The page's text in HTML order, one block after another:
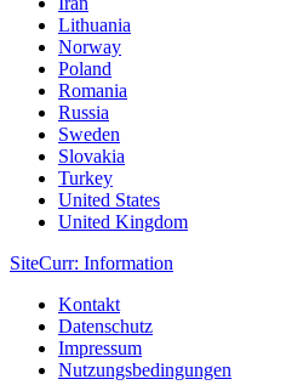
Lithuania
Norway
Poland
Romania
Russia
Sweden
Slovakia
Turkey
United States
United Kingdom
SiteCurr: Information
Kontakt
Datenschutz
Impressum
Nutzungsbedingungen